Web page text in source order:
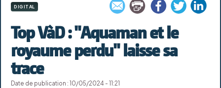
DIGITAL
Top VàD : "Aquaman et le
royaume perdu" laisse sa
trace
Date de publication : 10/05/2024 - 11:21